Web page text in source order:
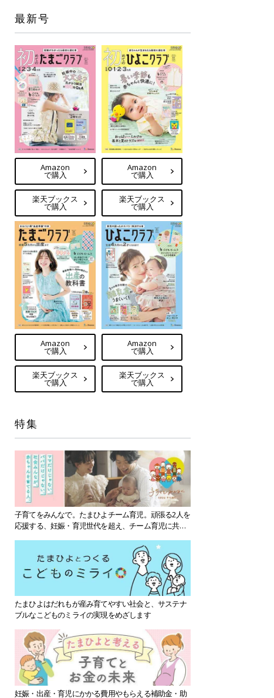
最新号
Amazon
で購入
楽天ブックス
で購入
Amazon
で購入
楽天ブックス
で購入
Amazon
で購入
楽天ブックス
で購入
Amazon
で購入
楽天ブックス
で購入
特集
子育てをみんなで。たまひよチーム育児。頑張る2人を
応援する、妊娠・育児世代を超え、チーム育児に共感
たまひよはだれもが産み育てやすい社会と、サステナ
ブルなこどものミライの実現をめざします
妊娠・出産・育児にかかる費用やもらえる補助金・助